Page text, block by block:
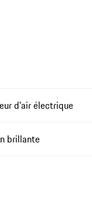
d'air électrique
brillante